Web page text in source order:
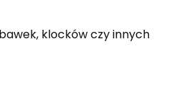
klocków czy innych